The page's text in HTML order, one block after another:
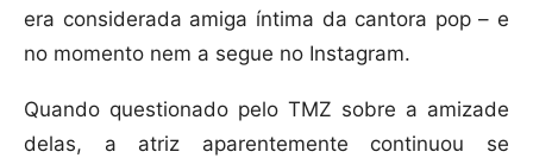
era considerada amiga íntima da cantora pop – e
no momento nem a segue no Instagram.
Quando questionado pelo TMZ sobre a amizade
delas, a atriz aparentemente continuou se